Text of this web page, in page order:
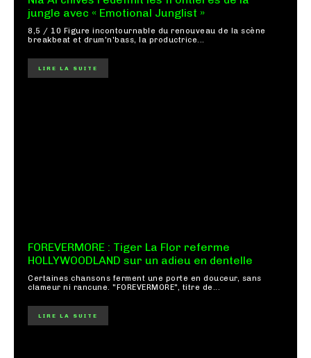
jungle avec « Emotional Junglist »
8,5 / 10 Figure incontournable du renouveau de la scène
breakbeat et drum'n'bass, la productrice...
LIRE LA SUITE
FOREVERMORE : Tiger La Flor referme
HOLLYWOODLAND sur un adieu en dentelle
Certaines chansons ferment une porte en douceur, sans
clameur ni rancune. "FOREVERMORE", titre de...
LIRE LA SUITE